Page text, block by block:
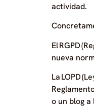
actividad.
El RGPD
nueva
La LOPD
o un blog